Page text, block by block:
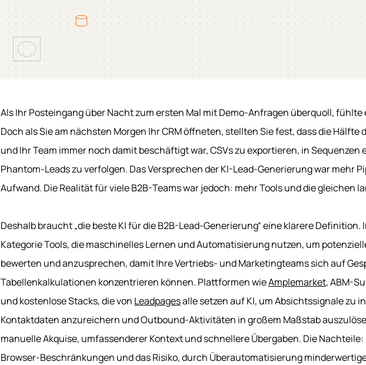
Als Ihr Posteingang über Nacht zum ersten Mal mit Demo-Anfragen überquoll, fühlte
Doch als Sie am nächsten Morgen Ihr CRM öffneten, stellten Sie fest, dass die Hälfte
und Ihr Team immer noch damit beschäftigt war, CSVs zu exportieren, in
Phantom-Leads zu verfolgen. Das Versprechen der KI-Lead-Generierung war mehr
Aufwand. Die Realität für viele B2B-Teams war jedoch: mehr Tools und die gleichen
Deshalb braucht „die beste KI für die B2B-Lead-Generierung“ eine klarere Definition.
Kategorie Tools, die maschinelles Lernen und Automatisierung nutzen, um
bewerten und anzusprechen, damit Ihre Vertriebs- und Marketingteams sich auf
Tabellenkalkulationen konzentrieren können. Plattformen wieAmplemarket, ABM-
und kostenlose Stacks, die von Leadpagesalle setzen auf KI, um Absichtssignale zu
Kontaktdaten anzureichern und Outbound-Aktivitäten in großem Maßstab
manuelle Akquise, umfassenderer Kontext und schnellere Übergaben. Die
Browser-Beschränkungen und das Risiko, durch Überautomatisierung